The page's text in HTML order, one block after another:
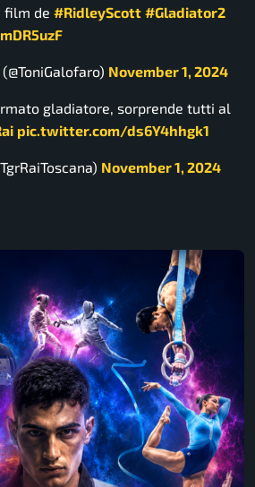
film de #RidleyScott #Gladiator2
November 1, 2024
gladiatore, sorprende tutti al
pic.twitter.com/ds6Y4hhgk1
November 1, 2024